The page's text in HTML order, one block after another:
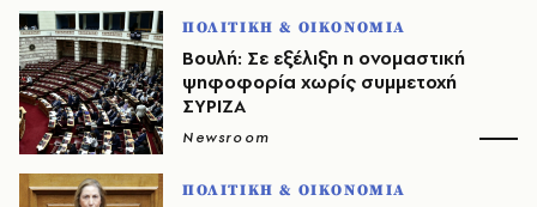
ΠΟΛΙΤΙΚΗ & ΟΙΚΟΝΟΜΙΑ
Βουλή: Σε εξέλιξη η ονομαστική
ψηφοφορία χωρίς συμμετοχή
ΣΥΡΙΖΑ
Newsroom
ΠΟΛΙΤΙΚΗ & ΟΙΚΟΝΟΜΙΑ